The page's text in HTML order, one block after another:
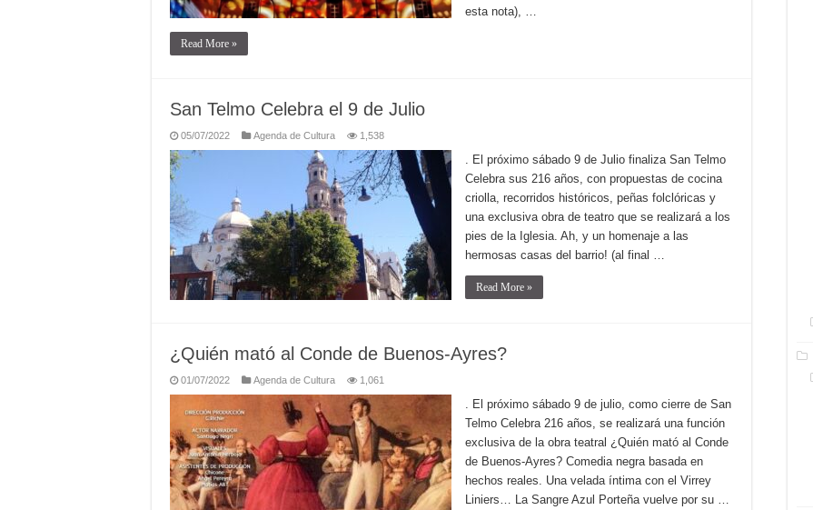
esta nota), …
Read More »
San Telmo Celebra el 9 de Julio
05/07/2022 Agenda de Cultura 1,538
. El próximo sábado 9 de Julio finaliza San Telmo
Celebra sus 216 años, con propuestas de cocina
criolla, recorridos históricos, peñas folclóricas y
una exclusiva obra de teatro que se realizará a los
pies de la Iglesia. Ah, y un homenaje a las
hermosas casas del barrio! (al final …
Read More »
¿Quién mató al Conde de Buenos-Ayres?
01/07/2022 Agenda de Cultura 1,061
. El próximo sábado 9 de julio, como cierre de San
Telmo Celebra 216 años, se realizará una función
exclusiva de la obra teatral ¿Quién mató al Conde
de Buenos-Ayres? Comedia negra basada en
hechos reales. Una velada íntima con el Virrey
Liniers… La Sangre Azul Porteña vuelve por su …